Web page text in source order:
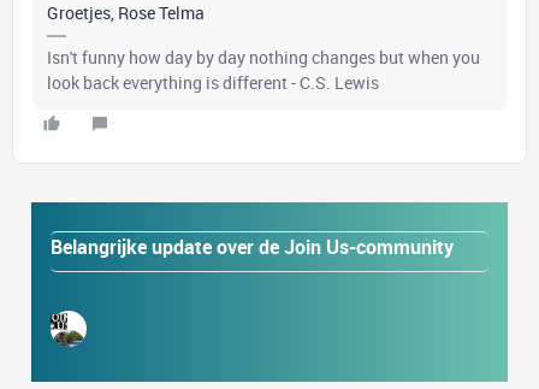
Groetjes, Rose Telma
Isn't funny how day by day nothing changes but when you
look back everything is different - C.S. Lewis
Belangrijke update over de Join Us-community